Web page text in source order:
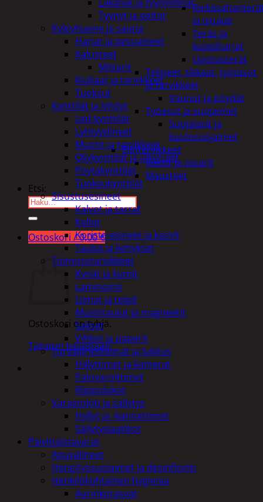
ja istukat
Teräs ja
kuppiharjat
Upotusterät
Telineet, tikkaat, työtasot
ja tarvikkeet
Vaunut ja pöydät
Työasut ja suojaimet
Suojalasit ja
kuulosuojaimet
Elintarvikkeet
Keksit ja piparit
Mausteet
Etsi:
Ostoskori /0,00€
Ostoskori on tyhjä.
Takaisin kauppaan
Tyynyt ja peitot
Kylpyhuone ja sauna
Harjat ja pesuaineet
Kalusteet
Mittarit
Kiukaat ja tarvikkeet
Tuoksut
Kynttilät ja lyhdyt
Led-kynttilät
Lyhtytelineet
Muotit ja tarvikkeet
Öljykynttilät ja ulkotulet
Pöytäkynttilät
Tuoksukynttilät
Sisustusesineet
Kalvot ja tarrat
Kellot
Koriste-esineet ja kasvit
Taulut ja kehykset
Toimistotarvikkeet
Kynät ja kumit
Laminointi
Liimat ja teipit
Muistitaulut ja magneetit
Sakset
Vihkot ja paperit
Turvajärjestelmät ja lukitus
Hälyttimet ja kamerat
Palovaroittimet
Riippulukot
Varastointi ja säilytys
Hyllyt ja -kannattimet
Säilytyslaatikot
Päivittäistavarat
Apuvälineet
Hengityssuojaimet ja desinfiointi
Henkilökohtainen hygienia
Aurinkorasvat